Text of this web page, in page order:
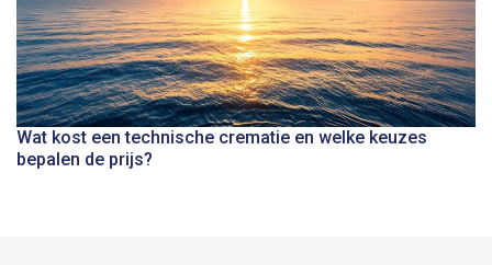
Wat kost een technische crematie en welke keuzes
bepalen de prijs?